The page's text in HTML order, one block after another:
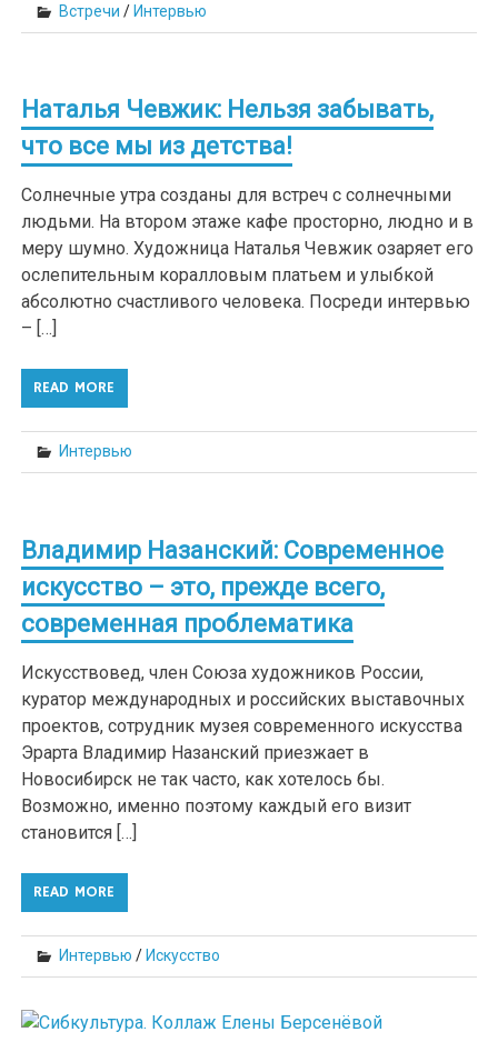
Встречи /Интервью
Наталья Чевжик: Нельзя забывать,
что все мы из детства!
Солнечные утра созданы для встреч с солнечными
людьми. На втором этаже кафе просторно, людно и в
меру шумно. Художница Наталья Чевжик озаряет его
ослепительным коралловым платьем и улыбкой
абсолютно счастливого человека. Посреди интервью
– […]
READ MORE
Интервью
Владимир Назанский: Современное
искусство – это, прежде всего,
современная проблематика
Искусствовед, член Союза художников России,
куратор международных и российских выставочных
проектов, сотрудник музея современного искусства
Эрарта Владимир Назанский приезжает в
Новосибирск не так часто, как хотелось бы.
Возможно, именно поэтому каждый его визит
становится […]
READ MORE
Интервью / Искусство